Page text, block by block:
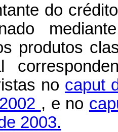
do
produtos
no caput
, e no
2003.